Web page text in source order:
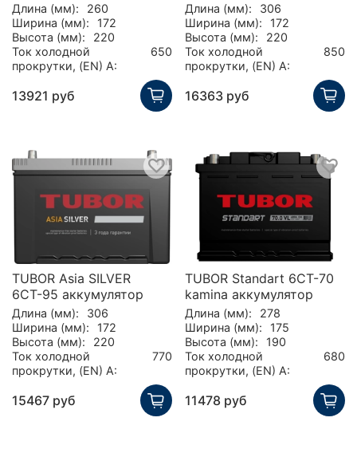
Длина (мм):
260
Ширина (мм):
172
Высота (мм):
220
Ток холодной
прокрутки, (EN) А:
650
13921 руб
Длина (мм):
306
Ширина (мм):
172
Высота (мм):
220
Ток холодной
прокрутки, (EN) А:
850
16363 руб
TUBOR Asia SILVER
6СТ-95 аккумулятор
Длина (мм):
306
Ширина (мм):
172
Высота (мм):
220
Ток холодной
прокрутки, (EN) А:
770
15467 руб
TUBOR Standart 6СТ-70
kamina аккумулятор
Длина (мм):
278
Ширина (мм):
175
Высота (мм):
190
Ток холодной
прокрутки, (EN) А:
680
11478 руб